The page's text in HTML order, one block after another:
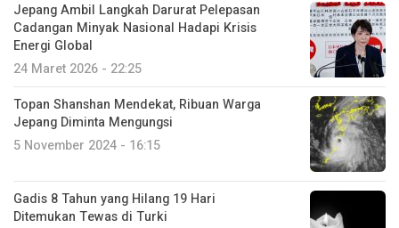
Jepang Ambil Langkah Darurat Pelepasan
Cadangan Minyak Nasional Hadapi Krisis
Energi Global
24 Maret 2026 - 22:25
Topan Shanshan Mendekat, Ribuan Warga
Jepang Diminta Mengungsi
5 November 2024 - 16:15
Gadis 8 Tahun yang Hilang 19 Hari
Ditemukan Tewas di Turki